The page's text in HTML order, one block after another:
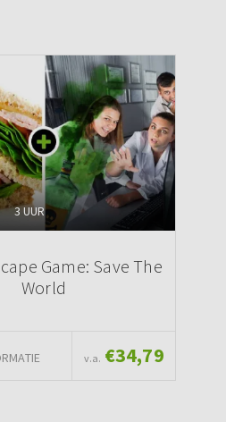
3 UUR
Game: Save The
World
v.a. €34,79